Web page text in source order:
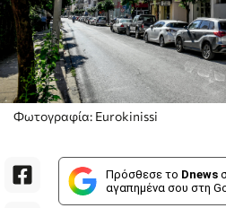
Φωτογραφία: Eurokinissi
Πρόσθεσε το Dnews
αγαπημένα σου στη